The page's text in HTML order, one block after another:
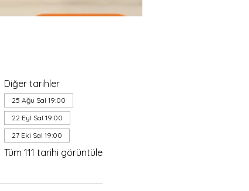
Diğer tarihler
25 Ağu Sal 19:00
22 Eyl Sal 19:00
27 Eki Sal 19:00
Tüm 111 tarihi görüntüle